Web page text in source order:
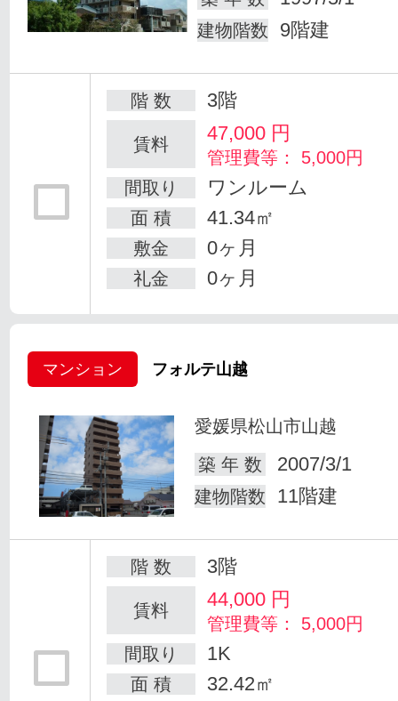
建物階数 9階建
階 数 3階
賃料 47,000 円
管理費等： 5,000円
間取り
ワンルーム
面 積 41.34㎡
敷金 0ヶ月
礼金 0ヶ月
マンション フォルテ山越
愛媛県松山市山越
築 年 数
2007/3/1
建物階数 11階建
階 数 3階
賃料 44,000 円
管理費等： 5,000円
間取り
1K
面 積 32.42㎡